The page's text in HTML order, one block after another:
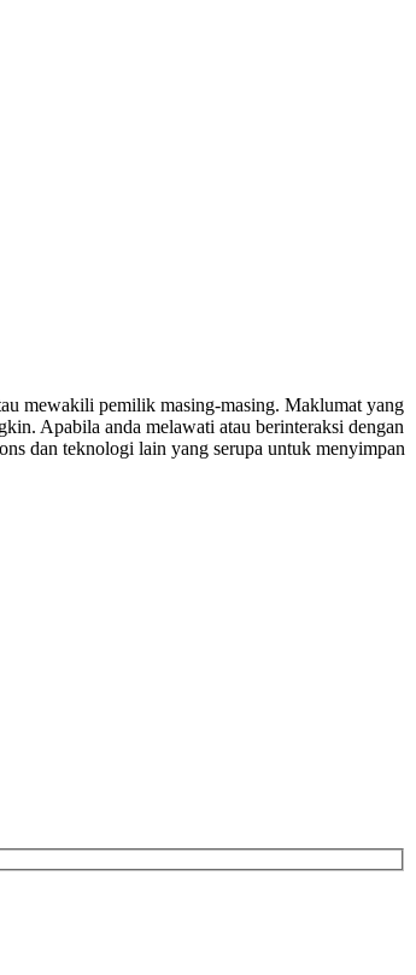
mewakili pemilik masing-masing. Maklumat yang
Apabila anda melawati atau berinteraksi dengan
dan teknologi lain yang serupa untuk menyimpan